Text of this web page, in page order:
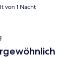
von 1 Nacht